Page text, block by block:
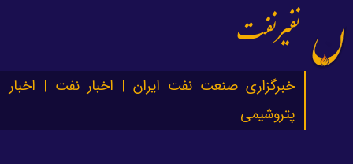
نفیرنفت
خبرگزاری صنعت نفت ایران | اخبار نفت | اخبار
پتروشیمی